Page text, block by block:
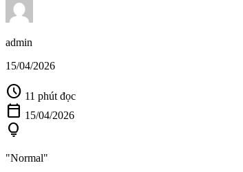
admin
15/04/2026
schedule 11 phút đọc
calendar_today 15/04/2026
lightbulb
"Normal"